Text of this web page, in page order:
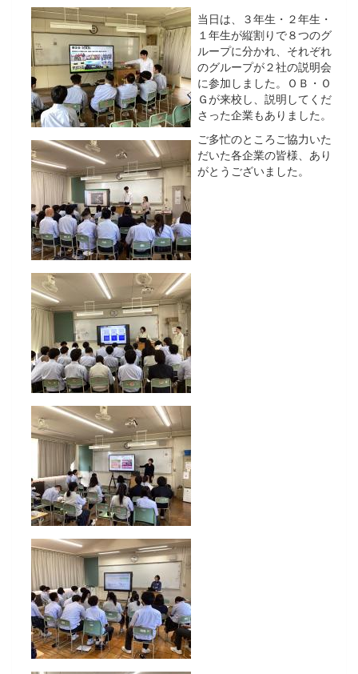
当日は、３年生・２年生・
１年生が縦割りで８つのグ
ループに分かれ、それぞれ
のグループが２社の説明会
に参加しました。ＯＢ・Ｏ
Ｇが来校し、説明してくだ
さった企業もありました。
ご多忙のところご協力いた
だいた各企業の皆様、あり
がとうございました。